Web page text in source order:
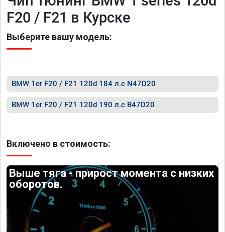
F20 / F21 в Курске
Выберите вашу модель:
BMW 1er F20 / F21 120d 184 л.с N47D20
BMW 1er F20 / F21 120d 190 л.с B47D20
Включено в стоимость:
Выше тяга - прирост момента с низких
оборотов.